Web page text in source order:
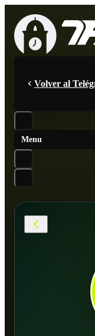
Volver al
Menu